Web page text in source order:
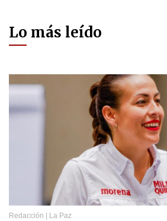
Lo más leído
Redacción La Paz